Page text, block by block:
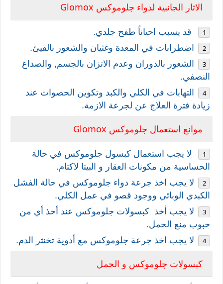
الاثار الجانبية لدواء جلوموكس Glomox
قد يسبب احياناً طفح جلدي.
اضطرابات في المعدة وغثيان والشعور بالقيئ.
الشعور بالدوران وعدم الاتزان بالجسم, والصداع
النصفي.
التهابات في الكلي والكبد وتكوين الحصوات عند
زيادة فترة العلاج عن لجرعة الازمة.
موانع استعمال جلوموكس Glomox
لا يجب استعمال كبسول جلوموكس في حالة
الحساسية من مكونات العقار و البيتا لاكتام.
لا يجب اخذ جرعة دواء جلوموكس في حالة الفشل
الكبدي الوبائي ووجود قصو في عمل الكلي.
لا يجب أخذ كبسولات جلوموكس عند أخذ أي من
حبوب منع الحمل.
لا يجب اخذ جرعة جلوموكس مع أدوية تخنثر الدم.
كبسولات جلوموكس و الحمل